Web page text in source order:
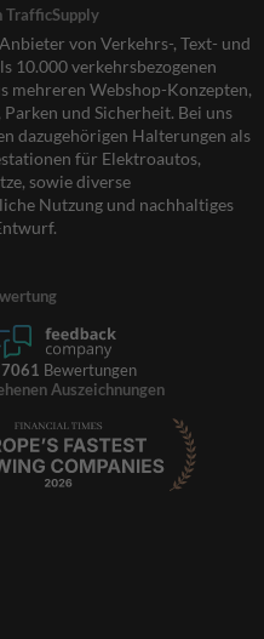
TrafficSupply
von Verkehrs-, Text- und
10.000 verkehrsbezogenen
mehreren Webshop-Konzepten,
und Sicherheit. Bei uns
dazugehörigen Halterungen als
für Elektroautos,
sowie diverse
Nutzung und nachhaltiges
7061 Bewertungen
Auszeichnungen